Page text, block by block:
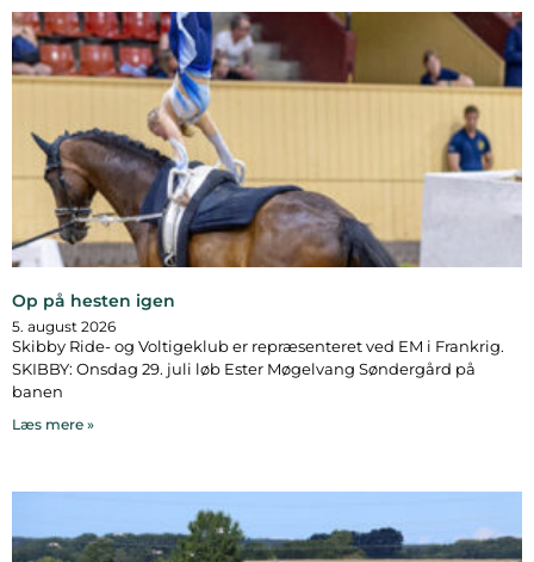
Op på hesten igen
5. august 2026
Skibby Ride- og Voltigeklub er repræsenteret ved EM i Frankrig.
SKIBBY: Onsdag 29. juli løb Ester Møgelvang Søndergård på
banen
Læs mere »